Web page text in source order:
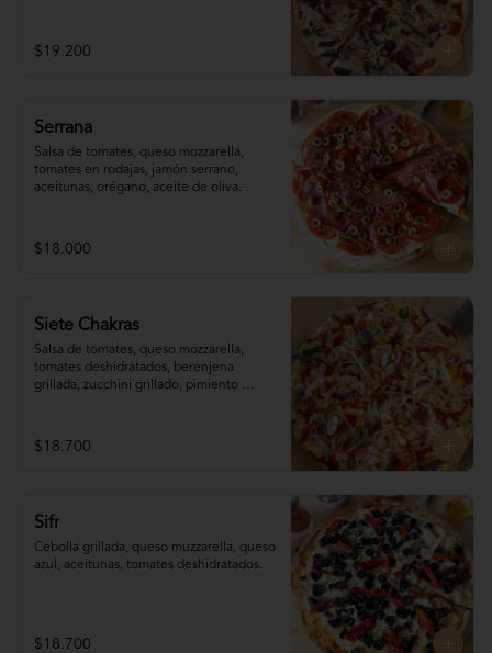
$19.200
Serrana
Salsa de tomates, queso mozzarella,
tomates en rodajas, jamón serrano,
aceitunas, orégano, aceite de oliva.
$18.000
Siete Chakras
Salsa de tomates, queso mozzarella,
tomates deshidratados, berenjena
grillada, zucchini grillado, pimiento
$18.700
Sifr
Cebolla grillada, queso muzzarella, queso
azul, aceitunas, tomates deshidratados.
$18.700